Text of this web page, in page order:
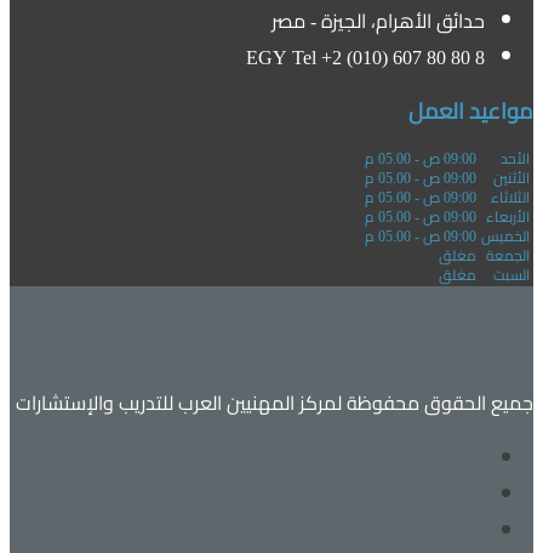
حدائق الأهرام، الجيزة - مصر
EGY Tel +2 (010) 607 80 80 8
مواعيد العمل
الأحد 09:00 ص - 05.00 م
الأثنين 09:00 ص - 05.00 م
الثلاثاء 09:00 ص - 05.00 م
الأربعاء 09:00 ص - 05.00 م
الخميس09:00 ص - 05.00 م
الجمعة مغلق
السبت مغلق
جميع الحقوق محفوظة لمركز المهنيين العرب للتدريب والإستشارات